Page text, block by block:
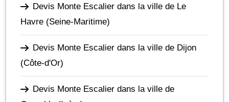
Devis Monte Escalier dans la ville de Le
Havre (Seine-Maritime)
Devis Monte Escalier dans la ville de Dijon
(Côte-d'Or)
Devis Monte Escalier dans la ville de